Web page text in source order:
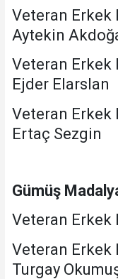
Veteran Erkek
Aytekin
Veteran Erkek
Ejder Elarslan
Veteran Erkek
Ertaç Sezgin
Gümüş
Veteran Erkek
Veteran Erkek
Turgay